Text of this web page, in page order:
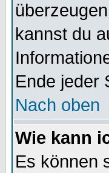
kannst du
Ende jeder
Nach oben
Wie kann
Es können